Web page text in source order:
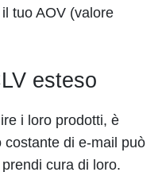
tuo AOV (valore
esteso
i loro prodotti, è
costante di e-mail può
cura di loro.